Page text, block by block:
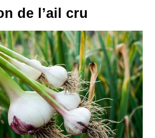
de l’ail cru